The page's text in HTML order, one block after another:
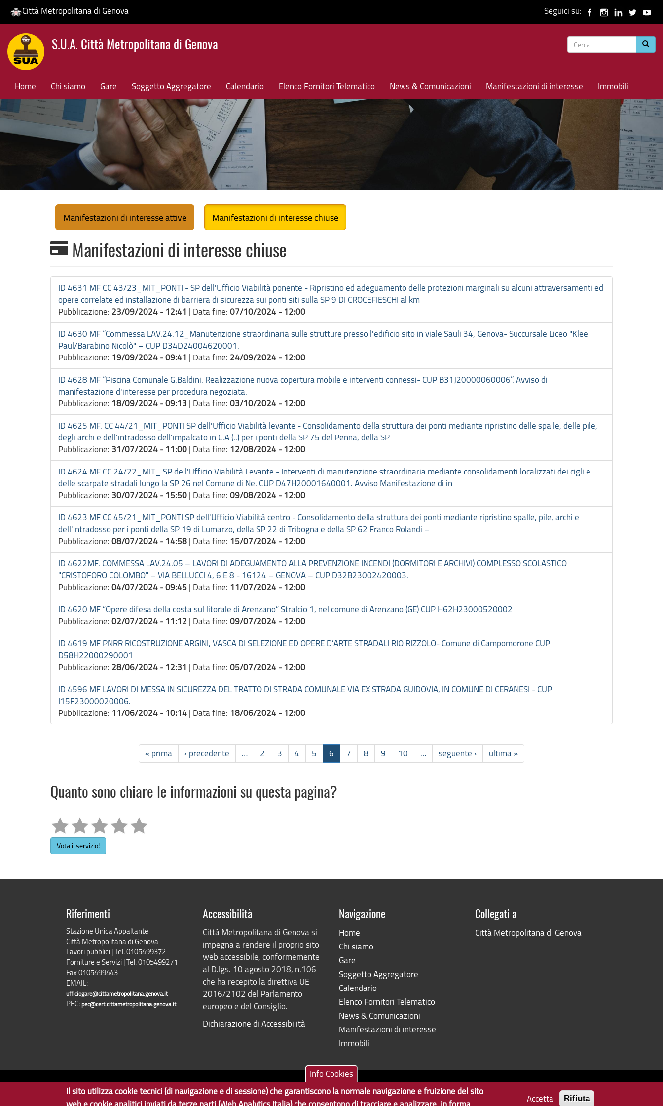
Salta
contenuto
principale
Città Metropolitana di Genova Seguici su:
S.U.A. Città Metropolitana di Genova
Form
ricerca
Home Chi siamo Gare Soggetto Aggregatore Calendario Elenco Fornitori Telematico News & Comunicazioni Manifestazioni di interesse Immobili
Manifestazioni di interesse attive Manifestazioni di interesse chiuse
Manifestazioni di interesse chiuse
ID 4631 MF CC 43/23_MIT_PONTI - SP dell'Ufficio Viabilità ponente - Ripristino ed adeguamento delle protezioni marginali su alcuni attraversamenti ed
opere correlate ed installazione di barriera di sicurezza sui ponti siti sulla SP 9 DI CROCEFIESCHI al km
Pubblicazione: 23/09/2024 - 12:41 | Data fine: 07/10/2024 - 12:00
ID 4630 MF “Commessa LAV.24.12_Manutenzione straordinaria sulle strutture presso l'edificio sito in viale Sauli 34, Genova- Succursale Liceo "Klee
Paul/Barabino Nicolò" – CUP D34D24004620001.
Pubblicazione: 19/09/2024 - 09:41 | Data fine: 24/09/2024 - 12:00
ID 4628 MF “Piscina Comunale G.Baldini. Realizzazione nuova copertura mobile e interventi connessi- CUP B31J20000060006”. Avviso di
manifestazione d'interesse per procedura negoziata.
Pubblicazione: 18/09/2024 - 09:13 | Data fine: 03/10/2024 - 12:00
ID 4625 MF. CC 44/21_MIT_PONTI SP dell'Ufficio Viabilità levante - Consolidamento della struttura dei ponti mediante ripristino delle spalle, delle pile,
degli archi e dell'intradosso dell'impalcato in C.A (..) per i ponti della SP 75 del Penna, della SP
Pubblicazione: 31/07/2024 - 11:00 | Data fine: 12/08/2024 - 12:00
ID 4624 MF CC 24/22_MIT_ SP dell'Ufficio Viabilità Levante - Interventi di manutenzione straordinaria mediante consolidamenti localizzati dei cigli e
delle scarpate stradali lungo la SP 26 nel Comune di Ne. CUP D47H20001640001. Avviso Manifestazione di in
Pubblicazione: 30/07/2024 - 15:50 | Data fine: 09/08/2024 - 12:00
ID 4623 MF CC 45/21_MIT_PONTI SP dell'Ufficio Viabilità centro - Consolidamento della struttura dei ponti mediante ripristino spalle, pile, archi e
dell'intradosso per i ponti della SP 19 di Lumarzo, della SP 22 di Tribogna e della SP 62 Franco Rolandi –
Pubblicazione: 08/07/2024 - 14:58 | Data fine: 15/07/2024 - 12:00
ID 4622MF. COMMESSA LAV.24.05 – LAVORI DI ADEGUAMENTO ALLA PREVENZIONE INCENDI (DORMITORI E ARCHIVI) COMPLESSO SCOLASTICO
"CRISTOFORO COLOMBO" – VIA BELLUCCI 4, 6 E 8 - 16124 – GENOVA – CUP D32B23002420003.
Pubblicazione: 04/07/2024 - 09:45 | Data fine: 11/07/2024 - 12:00
ID 4620 MF “Opere difesa della costa sul litorale di Arenzano” Stralcio 1, nel comune di Arenzano (GE) CUP H62H23000520002
Pubblicazione: 02/07/2024 - 11:12 | Data fine: 09/07/2024 - 12:00
ID 4619 MF PNRR RICOSTRUZIONE ARGINI, VASCA DI SELEZIONE ED OPERE D’ARTE STRADALI RIO RIZZOLO- Comune di Campomorone CUP
D58H22000290001
Pubblicazione: 28/06/2024 - 12:31 | Data fine: 05/07/2024 - 12:00
ID 4596 MF LAVORI DI MESSA IN SICUREZZA DEL TRATTO DI STRADA COMUNALE VIA EX STRADA GUIDOVIA, IN COMUNE DI CERANESI - CUP
I15F23000020006.
Pubblicazione: 11/06/2024 - 10:14 | Data fine: 18/06/2024 - 12:00
« prima ‹ precedente … 2 3 4 5 6 7 8 9 10 … seguente › ultima »
Quanto sono chiare le informazioni su questa pagina?
Vota il servizio!
Riferimenti
Stazione Unica Appaltante
Città Metropolitana di Genova
Lavori pubblici | Tel. 0105499372
Forniture e Servizi | Tel. 0105499271
Fax 0105499443
EMAIL:
ufficiogare@cittametropolitana.genova.it
PEC:pec@cert.cittametropolitana.genova.it
Accessibilità
Città Metropolitana di Genova si
impegna a rendere il proprio sito
web accessibile, conformemente
al D.lgs. 10 agosto 2018, n.106
che ha recepito la direttiva UE
2016/2102 del Parlamento
europeo e del Consiglio.
Dichiarazione di Accessibilità
Navigazione
Home
Chi siamo
Gare
Soggetto Aggregatore
Calendario
Elenco Fornitori Telematico
News & Comunicazioni
Manifestazioni di interesse
Immobili
Collegati a
Città Metropolitana di Genova
Copyright © 2017 Città metropolitana di Genova | CF: 80007350103 Tecnologie e Accessibilità Privacy Note Legali Contatti per il sito Web
Info Cookies
Il sito utilizza cookie tecnici (di navigazione e di sessione) che garantiscono la normale navigazione e fruizione del sito
web e cookie analitici inviati da terze parti (Web Analytics Italia) che consentono di tracciare e analizzare, in forma
Accetta Rifiuta